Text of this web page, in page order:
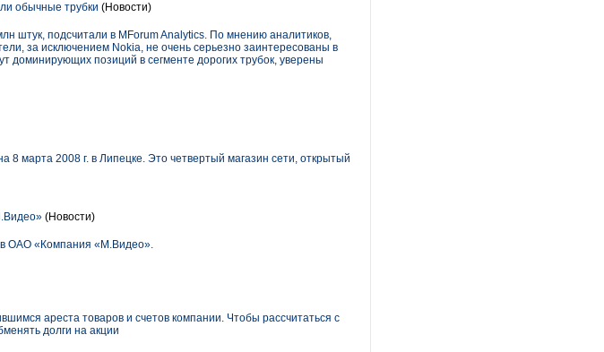
обычные трубки (Новости)
штук, подсчитали в MForum Analytics. По мнению аналитиков,
за исключением Nokia, не очень серьезно заинтересованы в
позиций в сегменте дорогих трубок, уверены
8 марта 2008 г. в Липецке. Это четвертый магазин сети, открытый
(Новости)
ОАО «Компания «М.Видео».
ареста товаров и счетов компании. Чтобы рассчитаться с
долги на акции